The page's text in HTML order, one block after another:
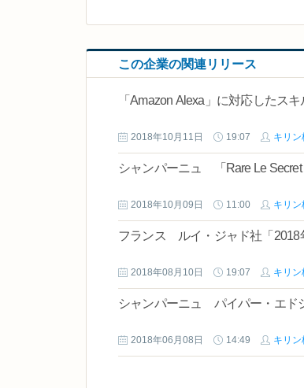
この企業の関連リリース
「Amazon Alexa」に対応したス
2018年10月11日 19:07 キリン
シャンパーニュ 「Rare Le
2018年10月09日 11:00 キリン
フランス ルイ・ジャド社「2018
2018年08月10日 19:07 キリン
シャンパーニュ パイパー・エ
2018年06月08日 14:49 キリン